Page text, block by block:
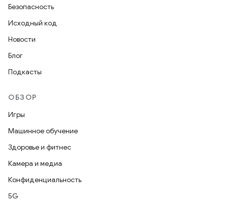
Безопасность
Исходный код
Новости
Блог
Подкасты
ОБЗОР
Игры
Машинное обучение
Здоровье и фитнес
Камера и медиа
Конфиденциальность
5G